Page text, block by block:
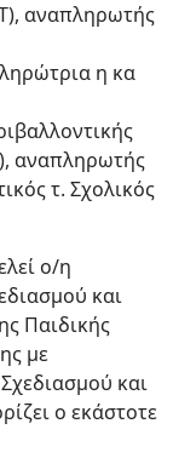
αναπληρωτής
η κα
αναπληρωτής
τ. Σχολικός
ο/η
και
Παιδικής
με
και
ο εκάστοτε